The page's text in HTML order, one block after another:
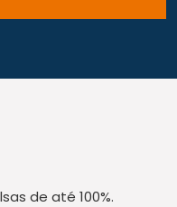
de até 100%.